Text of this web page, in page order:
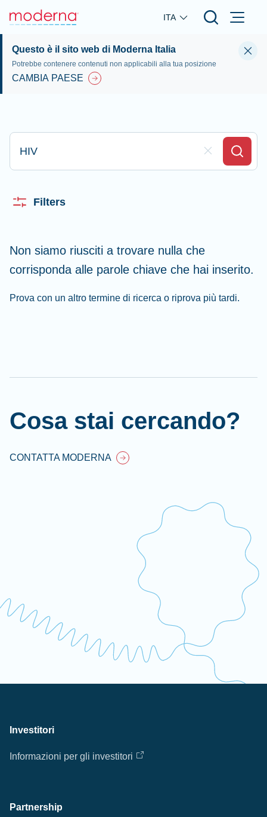
Skip to main content
ITA
Questo è il sito web di Moderna Italia
Potrebbe contenere contenuti non applicabili alla tua posizione
CAMBIA PAESE
Digita qui per effettuare la ricerca
Clear Field
Search
Filters
Non siamo riusciti a trovare nulla che
corrisponda alle parole chiave che hai inserito.
Prova con un altro termine di ricerca o riprova più tardi.
Cosa stai cercando?
CONTATTA MODERNA
Investitori
Informazioni per gli investitori
Partnership